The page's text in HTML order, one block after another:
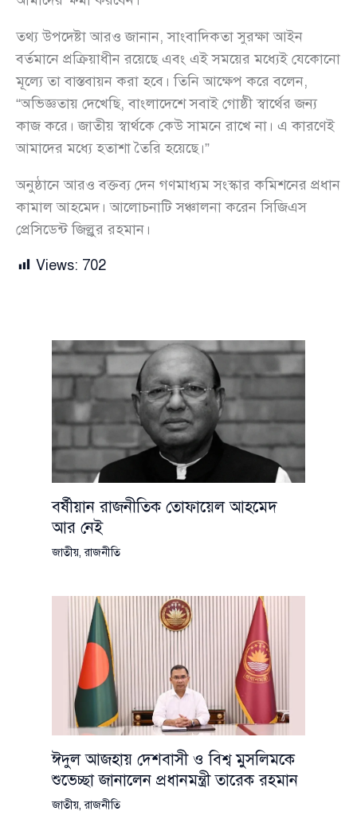
তথ্য উপদেষ্টা আরও জানান, সাংবাদিকতা সুরক্ষা আইন
বর্তমানে প্রক্রিয়াধীন রয়েছে এবং এই সময়ের মধ্যেই যেকোনো
মূল্যে তা বাস্তবায়ন করা হবে। তিনি আক্ষেপ করে বলেন,
“অভিজ্ঞতায় দেখেছি, বাংলাদেশে সবাই গোষ্ঠী স্বার্থের জন্য
কাজ করে। জাতীয় স্বার্থকে কেউ সামনে রাখে না। এ কারণেই
আমাদের মধ্যে হতাশা তৈরি হয়েছে।”
অনুষ্ঠানে আরও বক্তব্য দেন গণমাধ্যম সংস্কার কমিশনের প্রধান
কামাল আহমেদ। আলোচনাটি সঞ্চালনা করেন সিজিএস
প্রেসিডেন্ট জিল্লুর রহমান।
Views: 702
বর্ষীয়ান রাজনীতিক তোফায়েল আহমেদ
আর নেই
জাতীয়,রাজনীতি
ঈদুল আজহায় দেশবাসী ও বিশ্ব মুসলিমকে
শুভেচ্ছা জানালেন প্রধানমন্ত্রী তারেক রহমান
জাতীয়,রাজনীতি